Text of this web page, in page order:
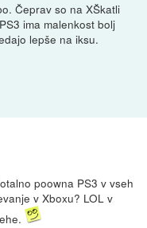
Čeprav so na XŠkatli
ima malenkost bolj
lepše na iksu.
poowna PS3 v vseh
v Xboxu? LOL v